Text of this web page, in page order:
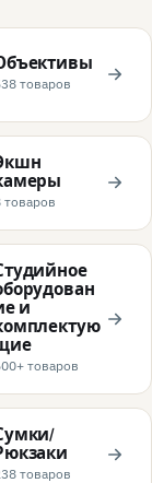
товаров
товаров
и
товаров
товаров